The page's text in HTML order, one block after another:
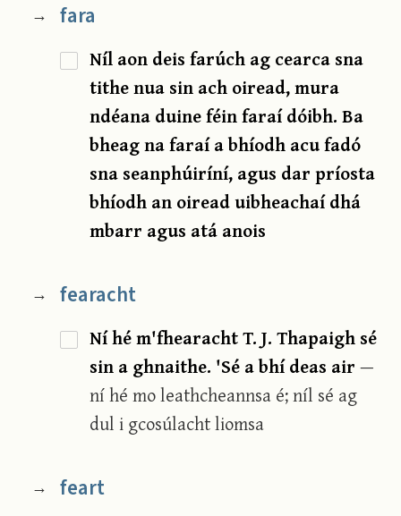
→ fara
Níl aon deis farúch ag cearca sna
tithe nua sin ach oiread, mura
ndéana duine féin faraí dóibh. Ba
bheag na faraí a bhíodh acu fadó
sna seanphúiríní, agus dar príosta
bhíodh an oiread uibheachaí dhá
mbarr agus atá anois
→ fearacht
Ní hé m'fhearacht T. J. Thapaigh sé
sin a ghnaithe. 'Sé a bhí deas air—
ní hé mo leathcheannsa é; níl sé ag
dul i gcosúlacht liomsa
→ feart